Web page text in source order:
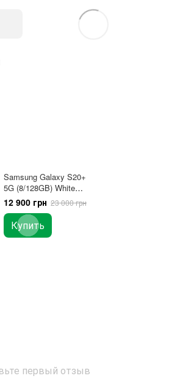
Samsung Galaxy S20+
5G (8/128GB) White
DUOS
12 900 грн 23 000 грн
Купить
первый отзыв